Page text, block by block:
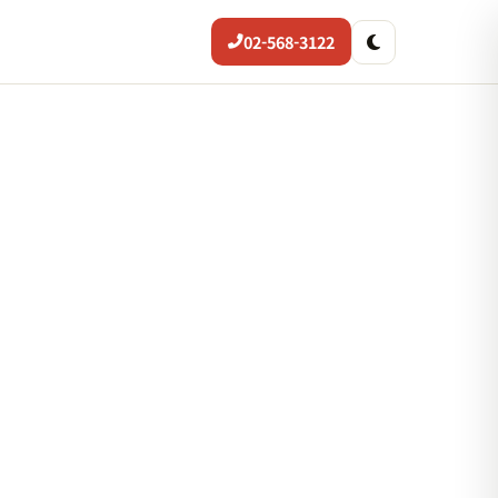
02-568-3122